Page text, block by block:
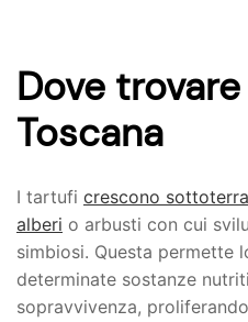
Dove
Toscana
I tartufi crescono
alberi o arbusti con cui
simbiosi. Questa permette
determinate sostanze
sopravvivenza,